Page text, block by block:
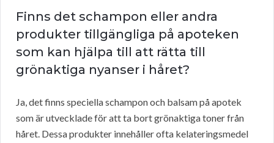
Finns det schampon eller andra
produkter tillgängliga på apoteken
som kan hjälpa till att rätta till
grönaktiga nyanser i håret?
Ja, det finns speciella schampon och balsam på apotek
som är utvecklade för att ta bort grönaktiga toner från
håret. Dessa produkter innehåller ofta kelateringsmedel